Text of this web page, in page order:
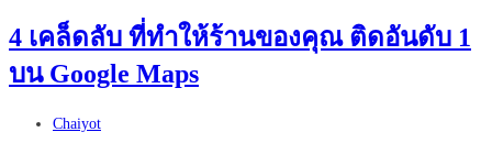
อนาคต
ธุรกิจ
ของ
4 เคล็ดลับ ที่ทำให้ร้านของคุณ ติดอันดับ 1
บน Google Maps
Post
Chaiyot